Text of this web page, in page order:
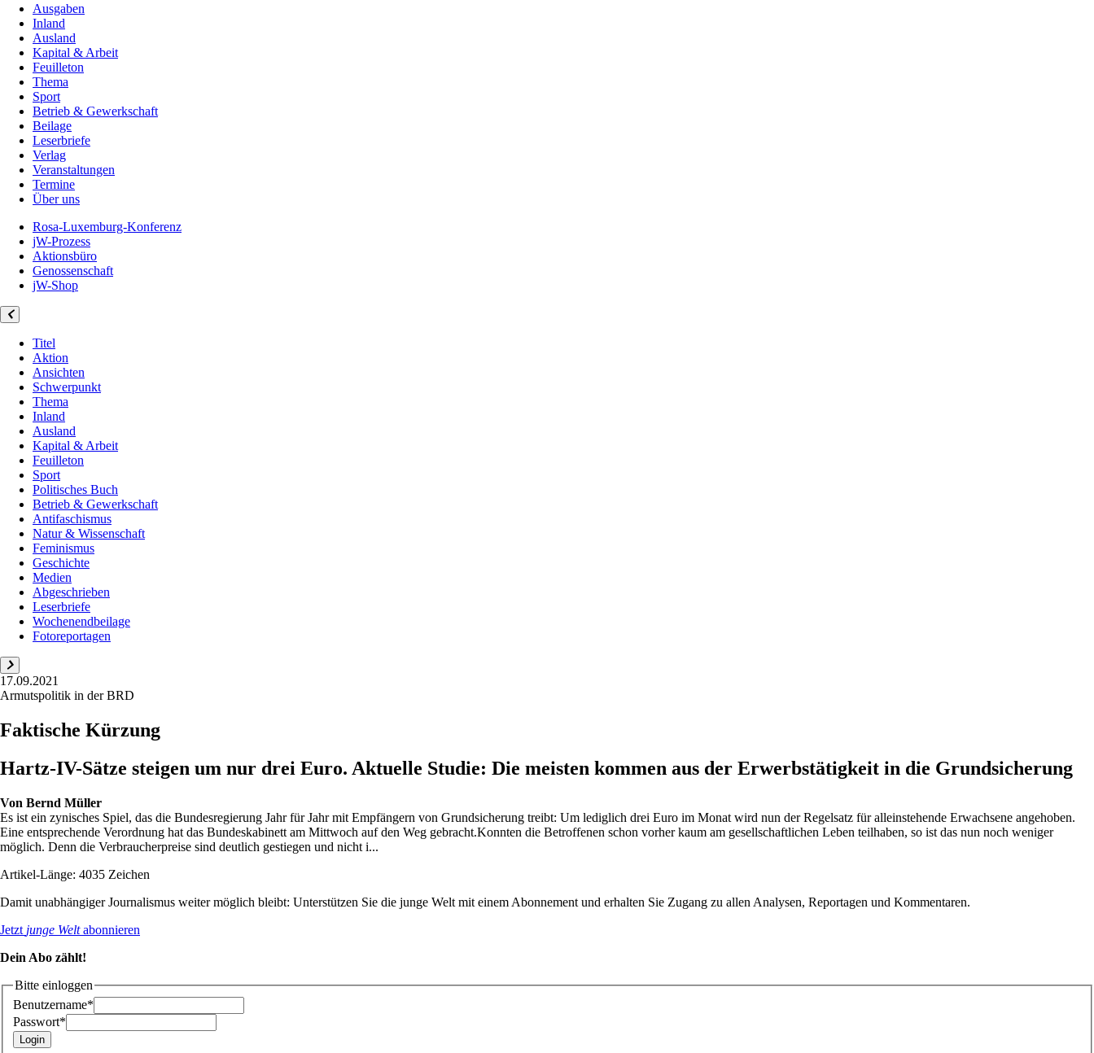
Ausgaben
Inland
Ausland
Kapital & Arbeit
Feuilleton
Thema
Sport
Betrieb & Gewerkschaft
Beilage
Leserbriefe
Verlag
Veranstaltungen
Termine
Über uns
Rosa-Luxemburg-Konferenz
jW-Prozess
Aktionsbüro
Genossenschaft
jW-Shop
Titel
Aktion
Ansichten
Schwerpunkt
Thema
Inland
Ausland
Kapital & Arbeit
Feuilleton
Sport
Politisches Buch
Betrieb & Gewerkschaft
Antifaschismus
Natur & Wissenschaft
Feminismus
Geschichte
Medien
Abgeschrieben
Leserbriefe
Wochenendbeilage
Fotoreportagen
17.09.2021
Armutspolitik in der BRD
Faktische Kürzung
Hartz-IV-Sätze steigen um nur drei Euro. Aktuelle Studie: Die meisten kommen aus der Erwerbstätigkeit in die Grundsicherung
Von Bernd Müller
Es ist ein zynisches Spiel, das die Bundesregierung Jahr für Jahr mit Empfängern von Grundsicherung treibt: Um lediglich drei Euro im Monat wird nun der Regelsatz für alleinstehende Erwachsene angehoben.
Eine entsprechende Verordnung hat das Bundeskabinett am Mittwoch auf den Weg gebracht.Konnten die Betroffenen schon vorher kaum am gesellschaftlichen Leben teilhaben, so ist das nun noch weniger
möglich. Denn die Verbraucherpreise sind deutlich gestiegen und nicht i...
Artikel-Länge: 4035 Zeichen
Damit unabhängiger Journalismus weiter möglich bleibt: Unterstützen Sie die junge Welt mit einem Abonnement und erhalten Sie Zugang zu allen Analysen, Reportagen und Kommentaren.
Jetzt junge Weltabonnieren
Dein Abo zählt!
Bitte einloggen
Benutzername*
Passwort*